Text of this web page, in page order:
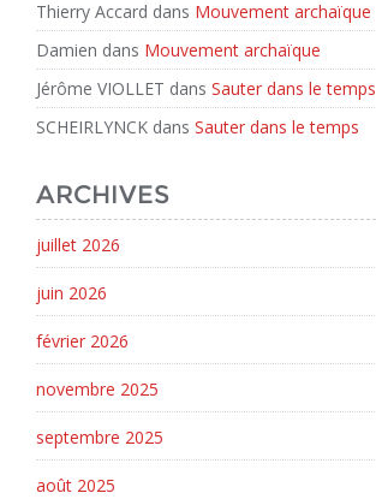
Thierry Accard dans Mouvement archaïque
Damien dans Mouvement archaïque
Jérôme VIOLLET dans Sauter dans le temps
SCHEIRLYNCK dans Sauter dans le temps
ARCHIVES
juillet 2026
juin 2026
février 2026
novembre 2025
septembre 2025
août 2025